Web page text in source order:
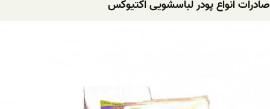
صادرات انواع پودر لباسشویی اکتیوکس